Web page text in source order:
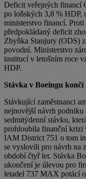
Deficit veřejných financí
po loňských 3,8 % HDP,
ministerstvo financí. Proti
předpokládaný deficit
Zbyňka Stanjury (ODS)
povodní. Ministerstvo
institucí v letošním roce
HDP.
Stávka v Boeingu končí
Stávkující zaměstnanci
nejnovější návrh
sedmitýdenní stávku,
prohloubila finanční krizi
IAM District 751 o tom
se vyslovili pro návrh na
období čtyř let. Stávka
ukončení je úlevou pro
letadel 737 MAX potácí